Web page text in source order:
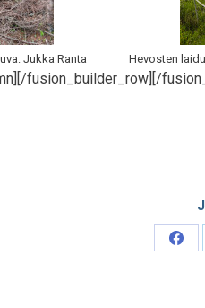
Jukka Ranta Hevosten
fusion_builder_row][/